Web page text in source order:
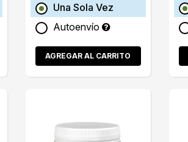
Una Sola Vez
Autoenvío
AGREGAR AL CARRITO